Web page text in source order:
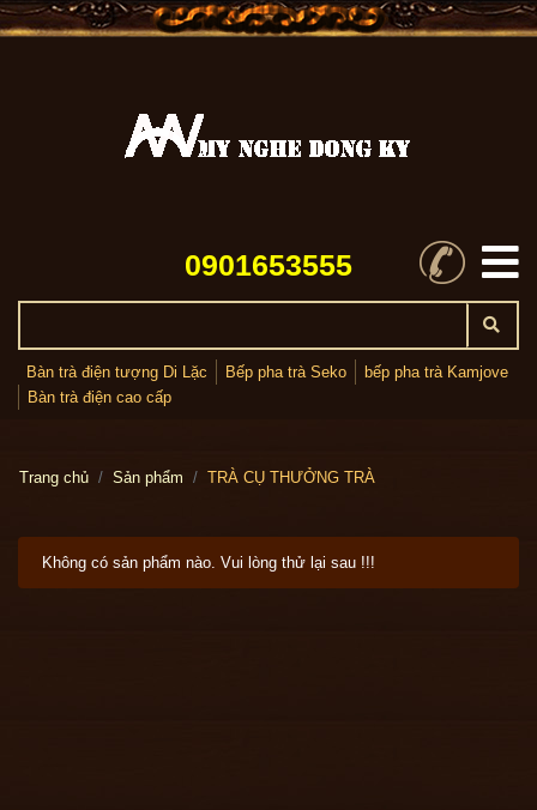
0901653555
Bàn trà điện tượng Di Lặc Bếp pha trà Seko
bếp pha trà Kamjove
Bàn trà điện cao cấp
Trang chủ Sản phẩm TRÀ CỤ THƯỞNG TRÀ
Không có sản phẩm nào. Vui lòng thử lại sau !!!